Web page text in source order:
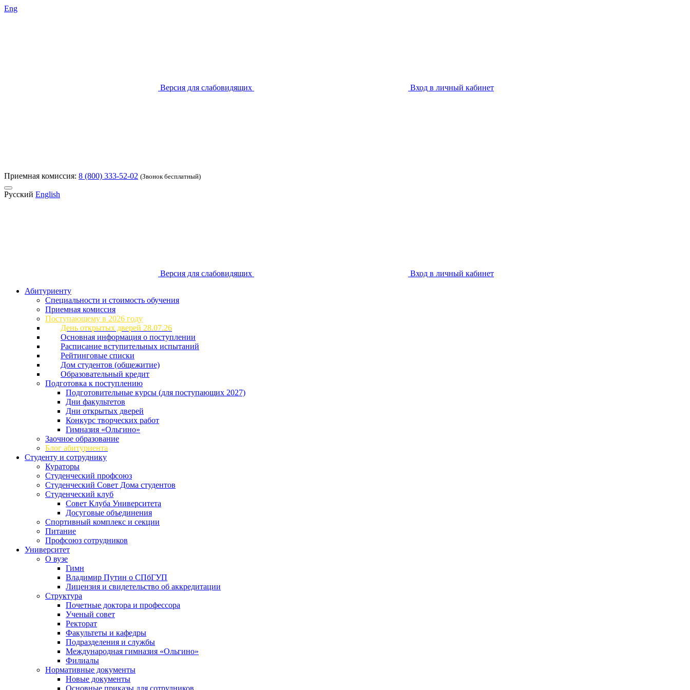
Eng
Версия для слабовидящих Вход в личный кабинет
Приемная комиссия: 8 (800) 333-52-02 (Звонок бесплатный)
Русский English
Версия для слабовидящих
Вход в личный кабинет
Абитуриенту
Специальности и стоимость обучения
Приемная комиссия
Поступающему в 2026 году
День открытых дверей 28.07.26
Основная информация о поступлении
Расписание вступительных испытаний
Рейтинговые списки
Дом студентов (общежитие)
Образовательный кредит
Подготовка к поступлению
Подготовительные курсы (для поступающих 2027)
Дни факультетов
Дни открытых дверей
Конкурс творческих работ
Гимназия «Ольгино»
Заочное образование
Блог абитуриента
Студенту и сотруднику
Кураторы
Студенческий профсоюз
Студенческий Совет Дома студентов
Студенческий клуб
Совет Клуба Университета
Досуговые объединения
Спортивный комплекс и секции
Питание
Профсоюз сотрудников
Университет
О вузе
Гимн
Владимир Путин о СПбГУП
Лицензия и свидетельство об аккредитации
Структура
Почетные доктора и профессора
Ученый совет
Ректорат
Факультеты и кафедры
Подразделения и службы
Международная гимназия «Ольгино»
Филиалы
Нормативные документы
Новые документы
Основные приказы для сотрудников